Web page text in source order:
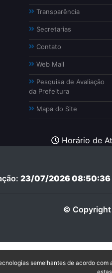
Transparência
Secretarias
Contato
Web Mail
Pesquisa de Avaliação
da Prefeitura
Mapa do Site
Horário de
23/07/2026 08:50:36
© Copyright
semelhantes de acordo com